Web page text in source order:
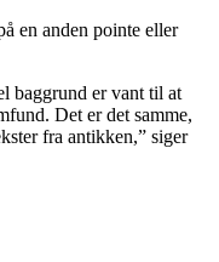
en anden pointe eller
baggrund er vant til at
Det er det samme,
fra antikken,” siger